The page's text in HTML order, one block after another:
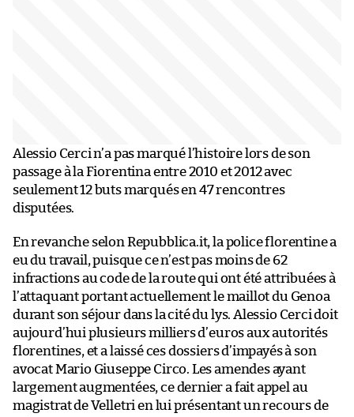
Alessio Cerci n’a pas marqué l’histoire lors de son
passage à la Fiorentina entre 2010 et 2012 avec
seulement 12 buts marqués en 47 rencontres
disputées.
En revanche selon Repubblica.it, la police florentine a
eu du travail, puisque ce n’est pas moins de 62
infractions au code de la route qui ont été attribuées à
l’attaquant portant actuellement le maillot du Genoa
durant son séjour dans la cité du lys. Alessio Cerci doit
aujourd’hui plusieurs milliers d’euros aux autorités
florentines, et a laissé ces dossiers d’impayés à son
avocat Mario Giuseppe Circo. Les amendes ayant
largement augmentées, ce dernier a fait appel au
magistrat de Velletri en lui présentant un recours de